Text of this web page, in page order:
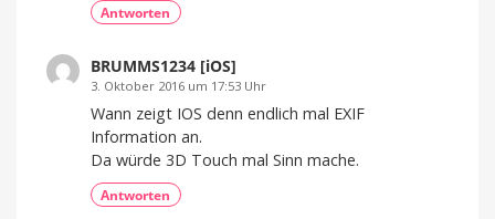
Antworten
BRUMMS1234 [iOS]
3. Oktober 2016 um 17:53 Uhr
Wann zeigt IOS denn endlich mal EXIF
Information an.
Da würde 3D Touch mal Sinn mache.
Antworten